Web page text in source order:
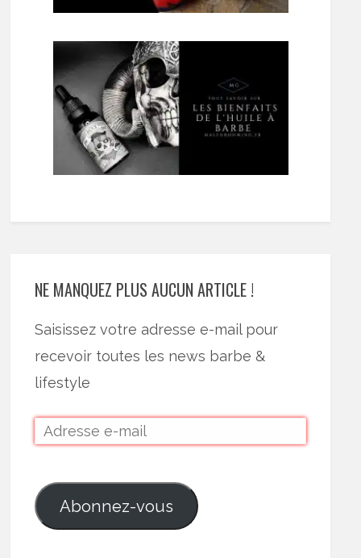
NE MANQUEZ PLUS AUCUN ARTICLE !
Saisissez votre adresse e-mail pour
recevoir toutes les news barbe &
lifestyle
Abonnez-vous